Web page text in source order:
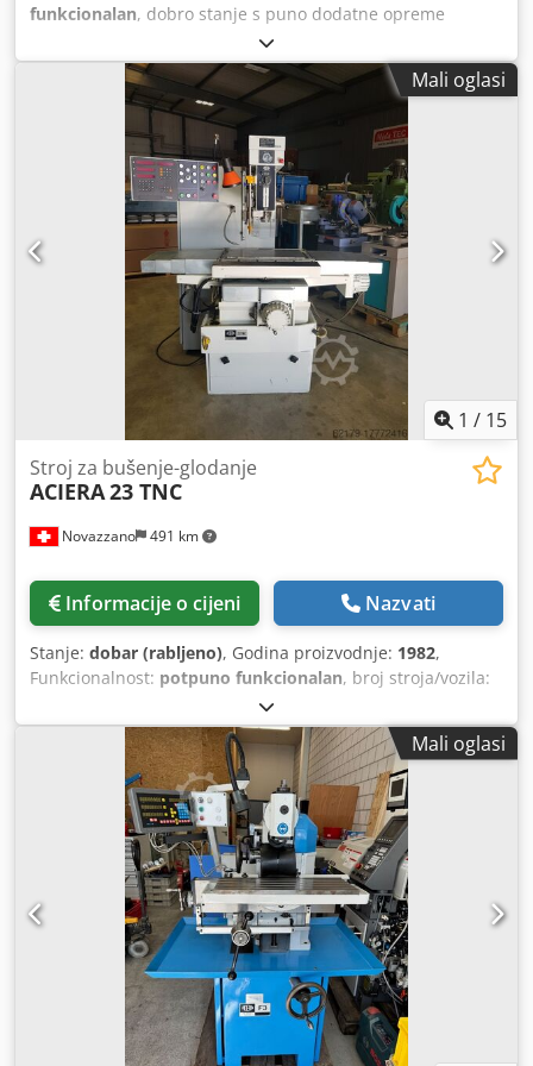
funkcionalan, dobro stanje s puno dodatne opreme
Dwsdpszic H Nofx Ahija pogledajte fotografiju
Mali oglasi
1 / 15
Novazzano 491 km
Stroj za bušenje-glodanje
ACIERA23 TNC
Informacije o cijeni Nazvati
Stanje: dobar (rabljeno), Godina proizvodnje: 1982,
Funkcionalnost: potpuno funkcionalan, broj stroja/vozila:
, ACIERA 23 CNC BUŠILICA S Aciera ISO30 sustavom
brze izmjene Strojno testiran i 100% funkcionalan Dodpeu
Tn Raefx Ahiowa Odličan omjer cijene i učinka SA CNC
HEIDENHAIN TNC 125 Tehnički podaci Kapacitet bušenja
čelika 23 mm Rezanje navoja u čeliku M18 Brzine vretena:
kontinuirano promjenjive od 45 okretaja u minuti do 4000
okretaja u minuti Hod vretena 120 mm Dužina stola 590
mm Širina stola 320 mm Razmak između stola i vretena
min Udaljenost između stola i vretena max 570 mm
Uzdužni hod 500 mm Radni put preko 300 mm Posmaci
0,02-0,6 mm/min Priključak 50 Hz 3x 380 volti Snaga 4,0
kWA Težina stroja cca 2110 kg Dimenzije stroja: dužina
1700 mm, širina 1400 mm, visina 2100 mm Tehnički podaci
neobvezujući. ACIERA 23 CNC BUŠILICA S Aciera ISO30
sustavom brze izmjene Strojno testiran i 100%
Mali oglasi